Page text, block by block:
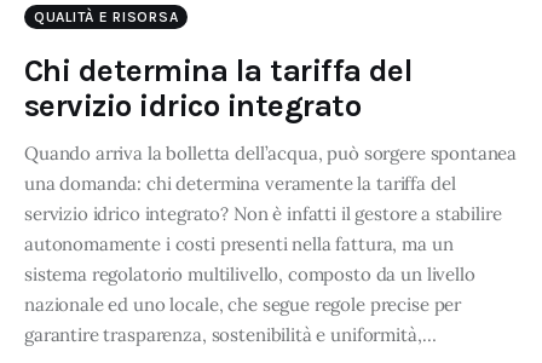
QUALITÀ E RISORSA
Chi determina la tariffa del
servizio idrico integrato
Quando arriva la bolletta dell’acqua, può sorgere spontanea
una domanda: chi determina veramente la tariffa del
servizio idrico integrato? Non è infatti il gestore a stabilire
autonomamente i costi presenti nella fattura, ma un
sistema regolatorio multilivello, composto da un livello
nazionale ed uno locale, che segue regole precise per
garantire trasparenza, sostenibilità e uniformità,…